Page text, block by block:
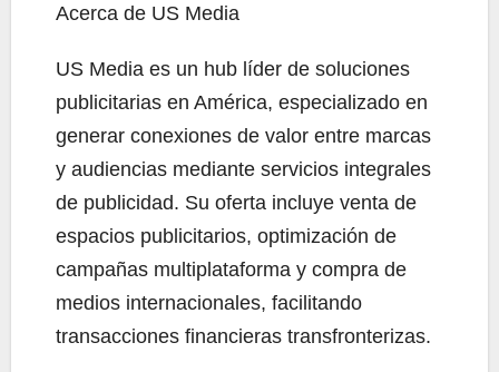
Acerca de US Media
US Media es un hub líder de soluciones
publicitarias en América, especializado en
generar conexiones de valor entre marcas
y audiencias mediante servicios integrales
de publicidad. Su oferta incluye venta de
espacios publicitarios, optimización de
campañas multiplataforma y compra de
medios internacionales, facilitando
transacciones financieras transfronterizas.